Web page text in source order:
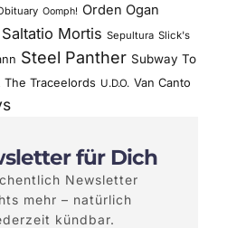
Oomph! Orden Ogan
Saltatio Mortis Sepultura Slick's
Steel Panther Subway To
The Traceelords U.D.O. Van Canto
für Dich
Newsletter
mehr – natürlich
kündbar.